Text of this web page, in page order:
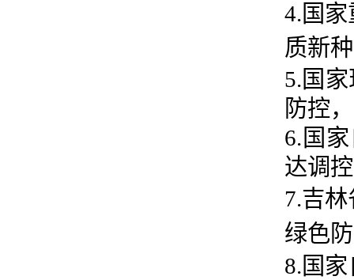
4.国
质新
5.国
防控，
6. 国
达调
7.吉林
绿色
8.国